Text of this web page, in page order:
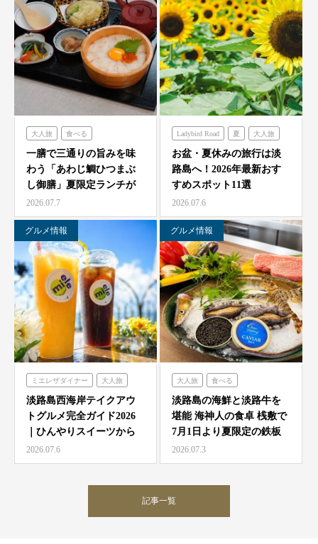
ニジゲンノモリ
大人旅 食べる
海神人の食卓
一膳で三通りの旨みを味
わう「あわじ鯛ひつまぶ
し御膳」夏限定ランチが
7/1より海神人の食卓 …
2026.07.7
Ladybird Road 夏 大人旅
家族旅 フレンチの森
グランシャリオ
農家レストラン「陽・燦燦」
シェフガーデン
ニジゲンノモリ
お盆・夏休みの旅行は淡
路島へ！2026年最新おす
すめスポット11選
2026.07.6
グルメ情報
ミエレザダイナー 大人旅
家族旅 食べる
ハローキティスマイル
ミエレザガーデン
ハローキティショーボックス
淡路島西海岸テイクアウ
トグルメ完全ガイド2026
｜ひんやりスイーツから
絶品グルメまで徹底紹…
2026.07.6
グルメ情報
大人旅 食べる
海神人の食卓
淡路島の海鮮と淡路牛を
堪能 海神人の食卓 桟敷で
7月1日より夏限定の鉄板
焼きコース4種が登…
2026.07.3
記事一覧